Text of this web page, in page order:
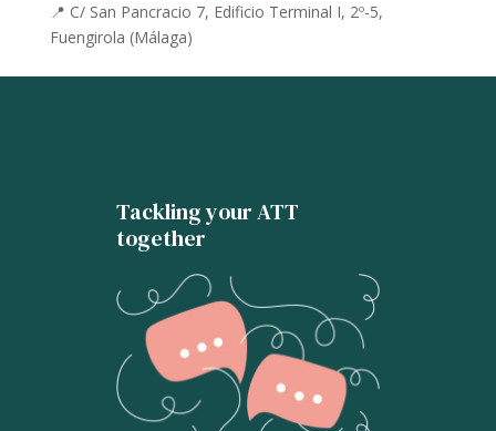
📍 C/ San Pancracio 7, Edificio Terminal I, 2º-5,
Fuengirola (Málaga)
Tackling your ATT
together